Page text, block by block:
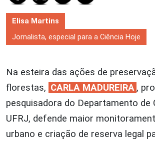
Elisa Martins
Jornalista, especial para a Ciência Hoje
Na esteira das ações de
florestas, CARLA MADUREIRA ,
pesquisadora do Departamento de
UFRJ, defende maior
urbano e criação de reserva legal